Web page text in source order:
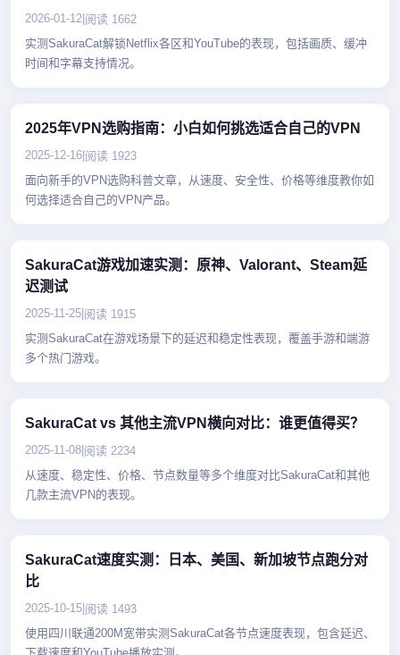
2026-01-12 阅读 1662
实测SakuraCat解锁Netflix各区和YouTube的表现，包括画质、缓冲
时间和字幕支持情况。
2025年VPN选购指南：小白如何挑选适合自己的VPN
2025-12-16 阅读 1923
面向新手的VPN选购科普文章，从速度、安全性、价格等维度教你如
何选择适合自己的VPN产品。
SakuraCat游戏加速实测：原神、Valorant、Steam延
迟测试
2025-11-25 阅读 1915
实测SakuraCat在游戏场景下的延迟和稳定性表现，覆盖手游和端游
多个热门游戏。
SakuraCat vs 其他主流VPN横向对比：谁更值得买？
2025-11-08 阅读 2234
从速度、稳定性、价格、节点数量等多个维度对比SakuraCat和其他
几款主流VPN的表现。
SakuraCat速度实测：日本、美国、新加坡节点跑分对
比
2025-10-15 阅读 1493
使用四川联通200M宽带实测SakuraCat各节点速度表现，包含延迟、